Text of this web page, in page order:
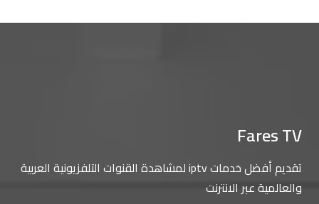
Fares TV
تقديم أفضل خدمات iptv لمشاهدة القنوات التلفزيونية العربية
والعالمية عبر الانترنت